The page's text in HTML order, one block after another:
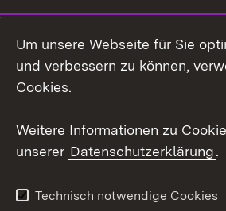
Social Wall
Youtube
Kontakt
Barrierefreiheit
Um unsere Webseite für Sie
und verbessern zu können,
Cookies.
Weitere Informationen zu
unserer Datenschutzerklärung.
Technisch notwendige Cookies